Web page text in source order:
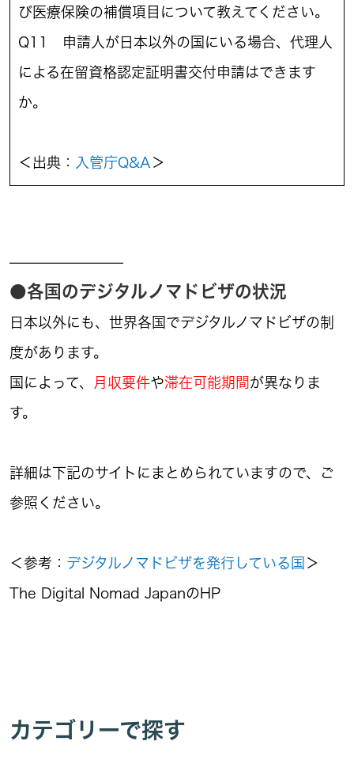
び医療保険の補償項目について教えてください。
Q11 申請人が日本以外の国にいる場合、代理人
による在留資格認定証明書交付申請はできます
か。
＜出典： 入管庁Q&A ＞
————————
●各国のデジタルノマドビザの状況
日本以外にも、世界各国でデジタルノマドビザの制
度があります。
国によって、 月収要件や滞在可能期間が異なりま
す。
詳細は下記のサイトにまとめられていますので、ご
参照ください。
＜参考： デジタルノマドビザを発行している国 ＞
The Digital Nomad JapanのHP
カテゴリーで探す